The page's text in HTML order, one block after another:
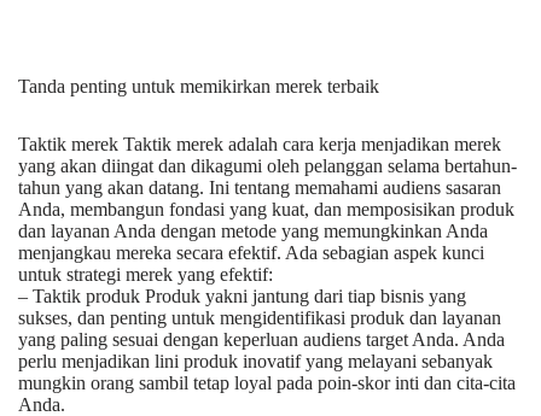
Tanda penting untuk memikirkan merek terbaik
Taktik merek Taktik merek adalah cara kerja menjadikan merek
yang akan diingat dan dikagumi oleh pelanggan selama bertahun-
tahun yang akan datang. Ini tentang memahami audiens sasaran
Anda, membangun fondasi yang kuat, dan memposisikan produk
dan layanan Anda dengan metode yang memungkinkan Anda
menjangkau mereka secara efektif. Ada sebagian aspek kunci
untuk strategi merek yang efektif:
– Taktik produk Produk yakni jantung dari tiap bisnis yang
sukses, dan penting untuk mengidentifikasi produk dan layanan
yang paling sesuai dengan keperluan audiens target Anda. Anda
perlu menjadikan lini produk inovatif yang melayani sebanyak
mungkin orang sambil tetap loyal pada poin-skor inti dan cita-cita
Anda.